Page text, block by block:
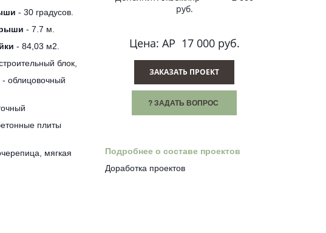
- 30 градусов.
- 7.7 м.
- 84,03 м2.
блок,
- облицовочный
плиты
мягкая
руб.
Цена: АР 17 000 руб.
ЗАКАЗАТЬ ПРОЕКТ
? ЗАДАТЬ ВОПРОС
Подробнее о составе проектов
Доработка проектов